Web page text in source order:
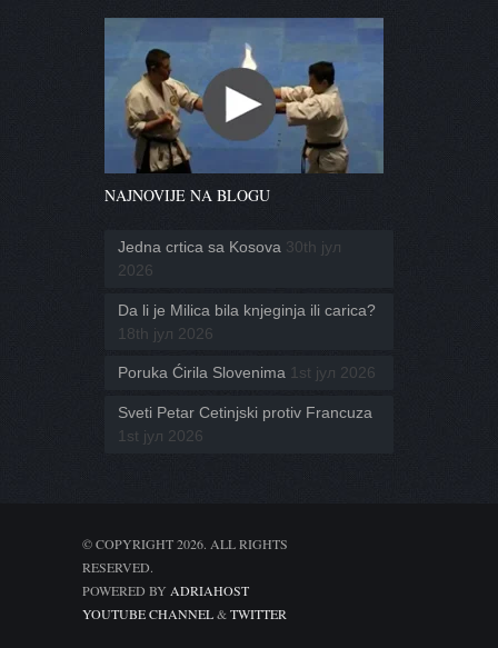
NAJNOVIJE NA BLOGU
Jedna crtica sa Kosova 30th јул
2026
Da li je Milica bila knjeginja ili carica?
18th јул 2026
Poruka Ćirila Slovenima 1st јул 2026
Sveti Petar Cetinjski protiv Francuza
1st јул 2026
© COPYRIGHT 2026. ALL RIGHTS
RESERVED.
POWERED BY ADRIAHOST
YOUTUBE CHANNEL& TWITTER